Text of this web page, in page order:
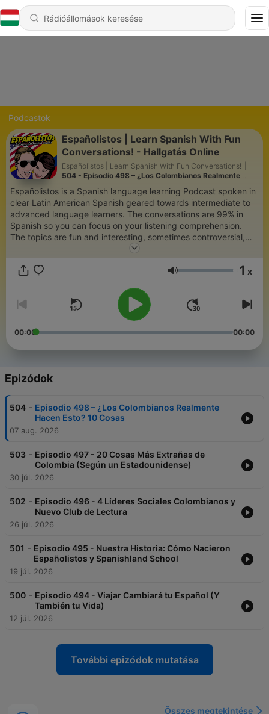
Podcastok
Españolistos | Learn Spanish With Fun
Conversations! - Hallgatás Online
Españolistos | Learn Spanish With Fun Conversations!
504 - Episodio 498 – ¿Los Colombianos Realmente
Españolistos is a Spanish language learning Podcast spoken in
clear Latin American Spanish geared towards intermediate to
advanced language learners. The conversations are 99% in
Spanish so you can focus on your listening comprehension.
The topics are fun and interesting, sometimes controversial,
new and practical words for everyday living. Andrea
fluency) usually engage in lively conversations that run around
30 min long each episode. At times, they bring in a native
Spanish speaker for an interview. From time to time Andrea
corrects Nate's pronunciation mistakes. We hope you like our
and let us know what topic you want us to discuss next!
Hangerő 1 x
00:00 00:00
Epizódok
504 - Episodio 498 – ¿Los Colombianos Realmente
Hacen Esto? 10 Cosas
07 aug. 2026
503 - Episodio 497 - 20 Cosas Más Extrañas de
Colombia (Según un Estadounidense)
30 júl. 2026
502 - Episodio 496 - 4 Líderes Sociales Colombianos y
Nuevo Club de Lectura
26 júl. 2026
501 - Episodio 495 - Nuestra Historia: Cómo Nacieron
Españolistos y Spanishland School
19 júl. 2026
500 - Episodio 494 - Viajar Cambiará tu Español (Y
También tu Vida)
12 júl. 2026
További epizódok mutatása
Összes megtekintése